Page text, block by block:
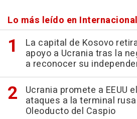
Lo más leído en Internacional
La capital de Kosovo
apoyo a Ucrania tras la
a reconocer su
Ucrania promete a EEUU
ataques a la terminal
Oleoducto del Caspio